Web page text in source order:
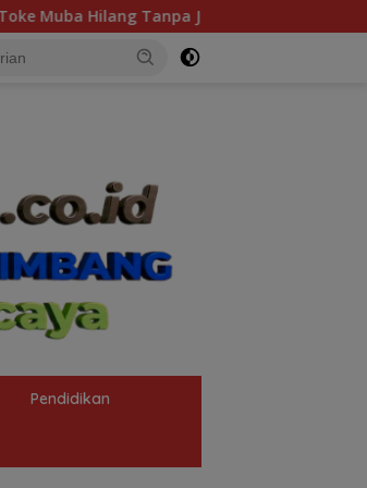
Soroti Dugaan Pelanggaran Tambang PT
Pendidikan